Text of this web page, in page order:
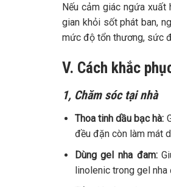
Nếu cảm giác ngứa xuất
gian khỏi sốt phát ban,
mức độ tổn thương, sức
V. Cách khắc
1, Chăm sóc tại nhà
Thoa tinh dầu bạc hà:
đều đặn còn làm mát
Dùng gel nha đam:
linolenic trong gel nha